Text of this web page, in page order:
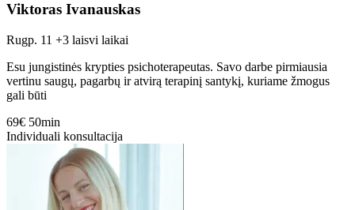
Viktoras Ivanauskas
Rugp. 11 +3 laisvi laikai
Esu jungistinės krypties psichoterapeutas. Savo darbe pirmiausia
vertinu saugų, pagarbų ir atvirą terapinį santykį, kuriame žmogus
gali būti
69€ 50min
Individuali konsultacija